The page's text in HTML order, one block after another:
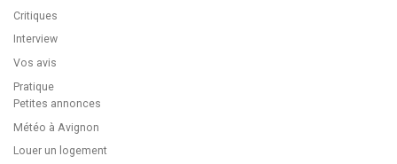
Critiques
Interview
Vos avis
Pratique
Petites annonces
Météo à Avignon
Louer un logement